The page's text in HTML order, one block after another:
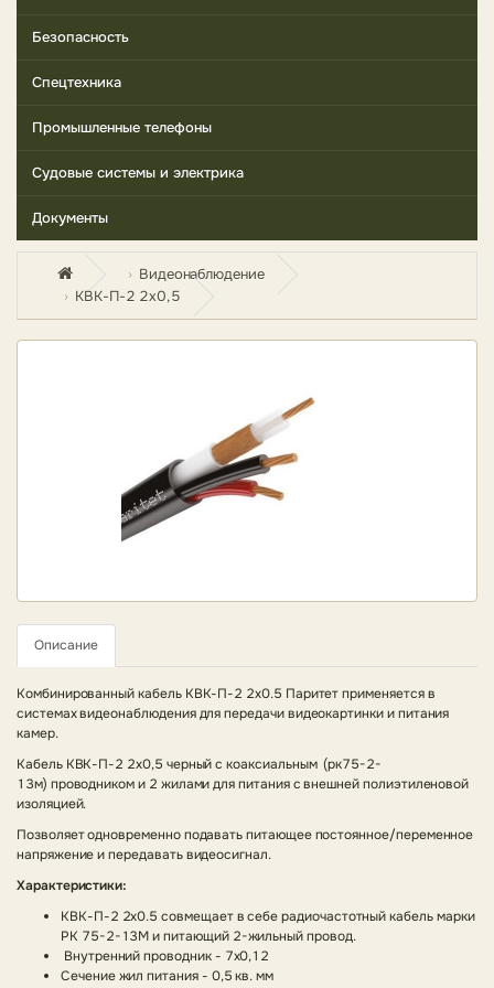
Безопасность
Спецтехника
Промышленные телефоны
Судовые системы и электрика
Документы
Видеонаблюдение
КВК-П-2 2х0,5
Описание
Комбинированный кабель КВК-П-2 2х0.5 Паритет применяется в
системах видеонаблюдения для передачи видеокартинки и питания
камер.
Кабель КВК-П-2 2х0,5 черный с коаксиальным (рк75-2-
13м) проводником и 2 жилами для питания с внешней полиэтиленовой
изоляцией.
Позволяет одновременно подавать питающее постоянное/переменное
напряжение и передавать видеосигнал.
Характеристики:
КВК-П-2 2х0.5 совмещает в себе радиочастотный кабель марки
РК 75-2-13М и питающий 2-жильный провод.
Внутренний проводник - 7х0,12
Сечение жил питания - 0,5 кв. мм